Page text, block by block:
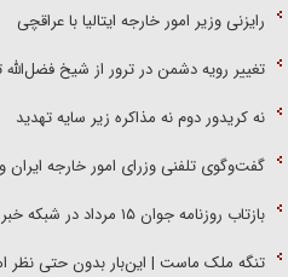
رایزنی وزیر امور خارجه ایتالیا با عراقچی
تغییر رویه دشمن در ترور از شیخ
نه کریدور دوم نه مذاکره زیر سایه تهدید
گفت‌وگوی تلفنی وزرای امور خارجه
بازتاب روزنامه جوان ۱۵ مرداد در شبکه خبر
تنگه ملک ماست | این‌بار بدون حتی نظر